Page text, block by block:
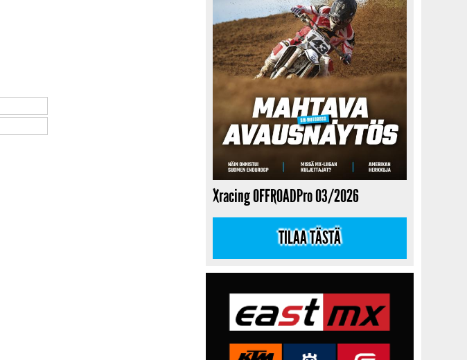
Xracing OFFROADPro 03/2026
TILAA TÄSTÄ